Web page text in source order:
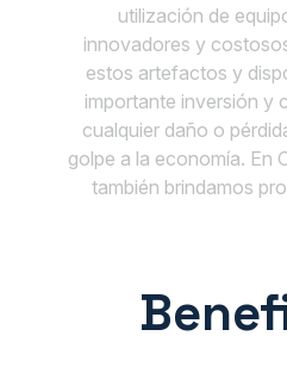
utilización de
innovadores y
estos artefactos y
importante inversión y
cualquier daño o
golpe a la economía. En
también brindamos